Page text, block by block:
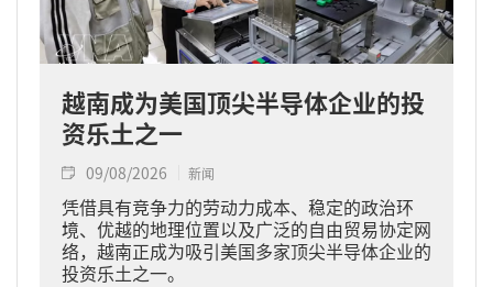
越南成为美国顶尖半导体企业的投
资乐土之一
09/08/2026 新闻
凭借具有竞争力的劳动力成本、稳定的政治环
境、优越的地理位置以及广泛的自由贸易协定网
络，越南正成为吸引美国多家顶尖半导体企业的
投资乐土之一。